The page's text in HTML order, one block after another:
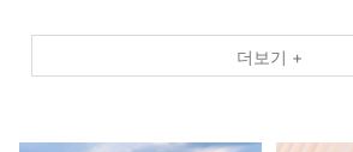
더보기 +